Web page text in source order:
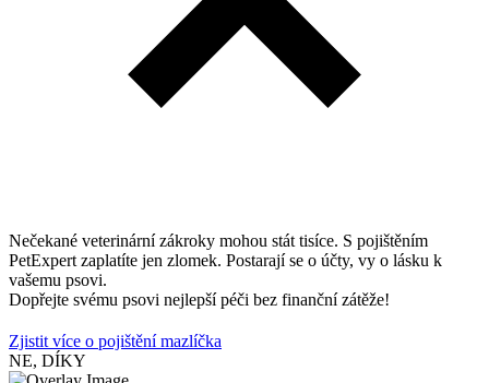
Nečekané veterinární zákroky mohou stát tisíce. S pojištěním
PetExpert zaplatíte jen zlomek. Postarají se o účty, vy o lásku k
vašemu psovi.
Dopřejte svému psovi nejlepší péči bez finanční zátěže!
Zjistit více o pojištění mazlíčka
NE, DÍKY